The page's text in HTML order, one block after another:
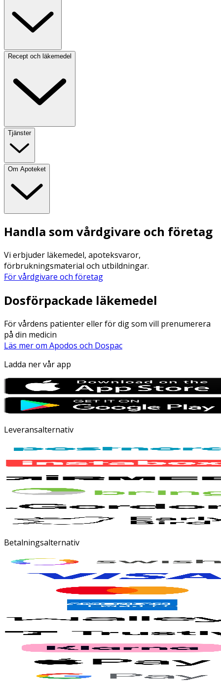
Recept och läkemedel
Tjänster
Om Apoteket
Handla som vårdgivare och företag
Vi erbjuder läkemedel, apoteksvaror,
förbrukningsmaterial och utbildningar.
För vårdgivare och företag
Dosförpackade läkemedel
För vårdens patienter eller för dig som vill prenumerera
på din medicin
Läs mer om Apodos och Dospac
Ladda ner vår app
Leveransalternativ
Betalningsalternativ